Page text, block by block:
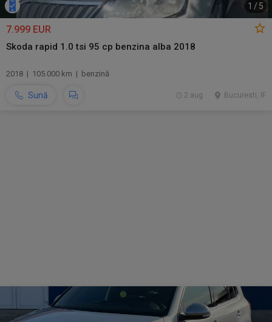
1 / 5
7.999 EUR
Skoda rapid 1.0 tsi 95 cp benzina alba 2018
2018 | 105.000 km | benzină
Sună Bucuresti, IF
2 aug.